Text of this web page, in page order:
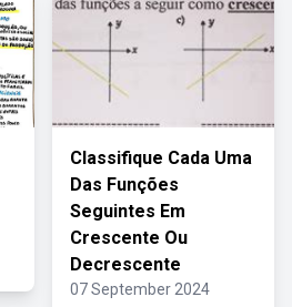
Classifique Cada Uma
Das Funções
Seguintes Em
Crescente Ou
Decrescente
07 September 2024